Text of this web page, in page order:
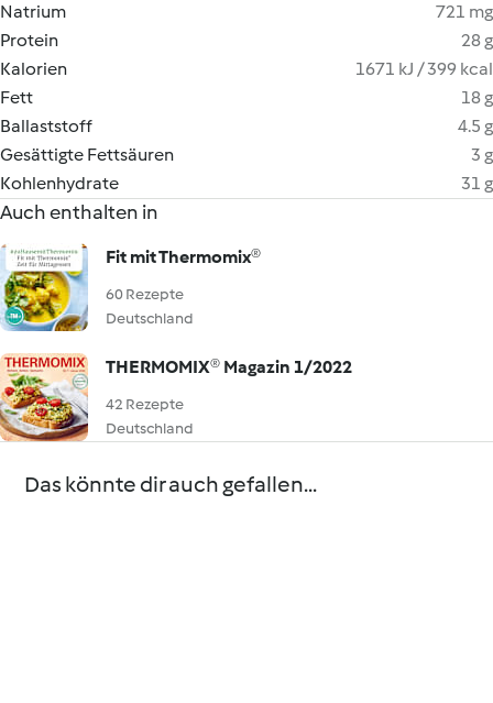
Natrium
721 mg
Protein
28 g
Kalorien
1671 kJ / 399 kcal
Fett
18 g
Ballaststoff
4.5 g
Gesättigte Fettsäuren
3 g
Kohlenhydrate
31 g
Auch enthalten in
Fit mit Thermomix®
60 Rezepte
Deutschland
THERMOMIX® Magazin 1/2022
42 Rezepte
Deutschland
Das könnte dir auch gefallen...